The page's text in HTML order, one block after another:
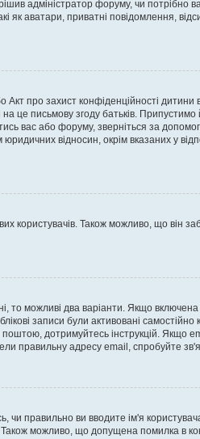
адміністратор форуму, чи
як аватари, приватні повідомлення,
про захист конфіденційності дитини
це письмову згоду батьків.
вас або форуму, зверніться за
відносин, окрім вказаних у
користувачів. Також можливо, що він
то можливі два варіанти. Якщо
записи були активовані
дотримуйтесь інструкцій.
правильну адресу email, спробуйте
чи правильно ви вводите ім'я
можливо, що допущена помилка в